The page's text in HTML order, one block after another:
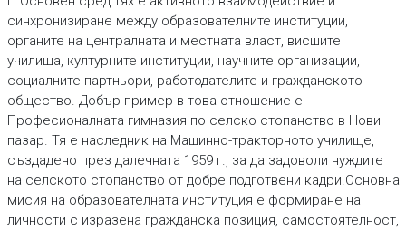
синхронизиране между образователните институции,
органите на централната и местната власт, висшите
училища, културните институции, научните организации,
социалните партньори, работодателите и гражданското
общество. Добър пример в това отношение е
Професионалната гимназия по селско стопанство в Нови
пазар. Тя е наследник на Машинно-тракторното училище,
създадено през далечната 1959 г., за да задоволи нуждите
на селското стопанство от добре подготвени кадри.Основна
мисия на образователната институция е формиране на
личности с изразена гражданска позиция, самостоятелност,